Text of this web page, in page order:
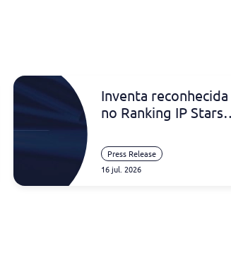
Inventa reconhecida
no Ranking IP Stars
Press Release
16 jul. 2026